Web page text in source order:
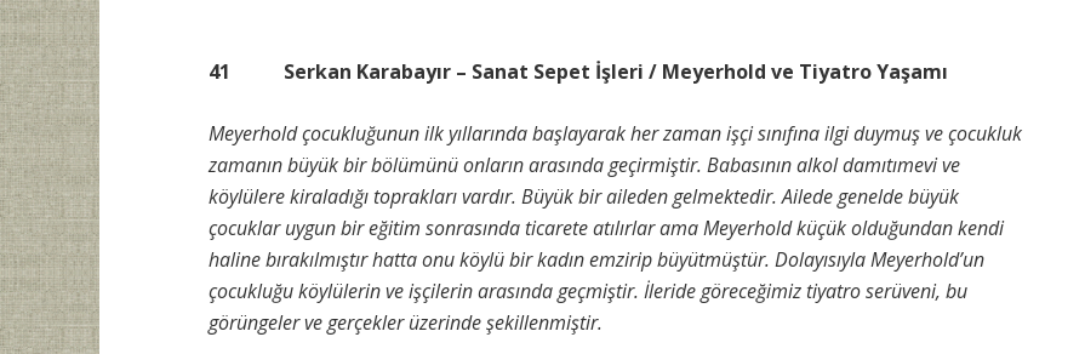
41 Serkan Karabayır – Sanat Sepet İşleri / Meyerhold ve Tiyatro Yaşamı
Meyerhold çocukluğunun ilk yıllarında başlayarak her zaman işçi sınıfına ilgi duymuş ve çocukluk
zamanın büyük bir bölümünü onların arasında geçirmiştir. Babasının alkol damıtımevi ve
köylülere kiraladığı toprakları vardır. Büyük bir aileden gelmektedir. Ailede genelde büyük
çocuklar uygun bir eğitim sonrasında ticarete atılırlar ama Meyerhold küçük olduğundan kendi
haline bırakılmıştır hatta onu köylü bir kadın emzirip büyütmüştür. Dolayısıyla Meyerhold’un
çocukluğu köylülerin ve işçilerin arasında geçmiştir. İleride göreceğimiz tiyatro serüveni, bu
görüngeler ve gerçekler üzerinde şekillenmiştir.